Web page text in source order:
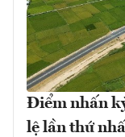
Điểm nhấn
lệ lần thứ